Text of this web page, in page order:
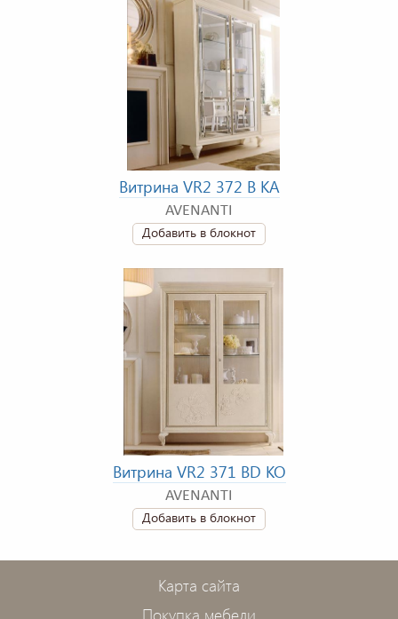
Витрина VR2 372 B KA
AVENANTI
Добавить в блокнот
Витрина VR2 371 BD KO
AVENANTI
Добавить в блокнот
Карта сайта